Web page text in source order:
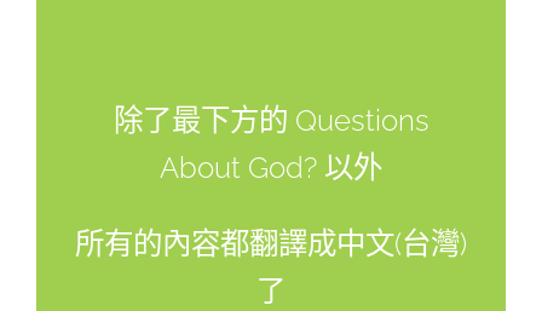
除了最下方的 Questions
About God? 以外
所有的內容都翻譯成中文(台灣)
了